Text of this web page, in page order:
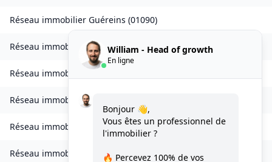
Réseau immobilier Guéreins (01090)
Réseau immobilierPlateau d'Hauteville (01110)
Réseau immobilier
Réseau immobilierIzieu
Réseau immobilier Journans (01250
Réseau immobilier Le Poizat-Lalleyriat(01130)
William - Head of growth
En ligne
Bonjour 👋,
Vous êtes un professionnel de
l'immobilier ?
🔥 Percevez 100% de vos